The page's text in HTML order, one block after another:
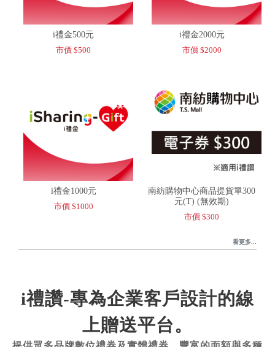
i禮金500元
市價 $500
i禮金2000元
市價 $2000
i禮金1000元
市價 $1000
南紡購物中心商品提貨單300
元(T) (無效期)
市價 $300
看更多...
i禮讚-專為企業客戶設計的線
上贈送平台。